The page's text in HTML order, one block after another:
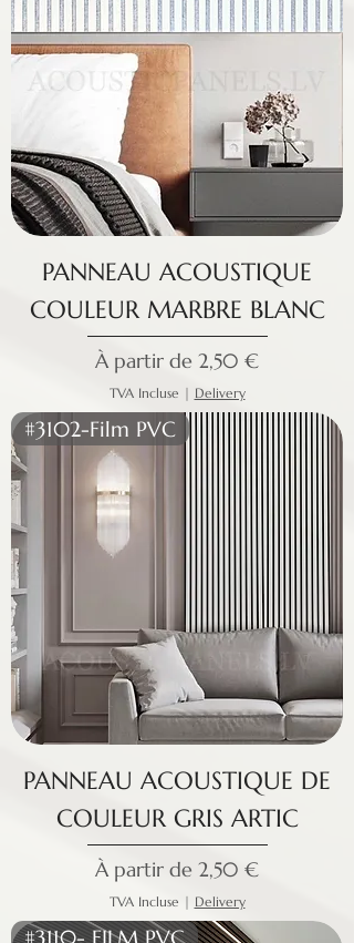
PANNEAU ACOUSTIQUE
COULEUR MARBRE BLANC
À partir de 2,50 €
Prix promotionnel
TVA Incluse | Delivery
#3102-Film PVC
PANNEAU ACOUSTIQUE DE
COULEUR GRIS ARTIC
À partir de 2,50 €
Prix promotionnel
TVA Incluse | Delivery
#3110- FILM PVC